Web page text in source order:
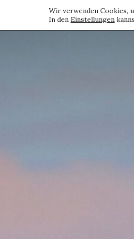
Wir verwenden Cookies,
In den Einstellungen